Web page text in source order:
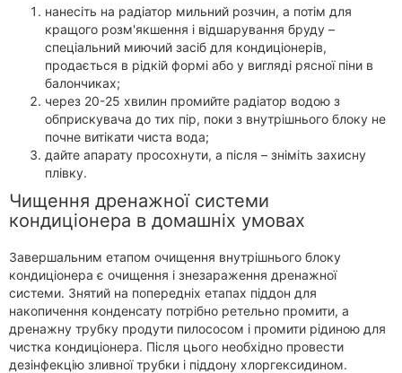
нанесіть на радіатор мильний розчин, а потім для
кращого розм'якшення і відшарування бруду –
спеціальний миючий засіб для кондиціонерів,
продається в рідкій формі або у вигляді рясної піни в
балончиках;
через 20-25 хвилин промийте радіатор водою з
обприскувача до тих пір, поки з внутрішнього блоку не
почне витікати чиста вода;
дайте апарату просохнути, а після – зніміть захисну
плівку.
Чищення дренажної системи
кондиціонера в домашніх умовах
Завершальним етапом очищення внутрішнього блоку
кондиціонера є очищення і знезараження дренажної
системи. Знятий на попередніх етапах піддон для
накопичення конденсату потрібно ретельно промити, а
дренажну трубку продути пилососом і промити рідиною для
чистка кондиціонера. Після цього необхідно провести
дезінфекцію зливної трубки і піддону хлоргексидином.